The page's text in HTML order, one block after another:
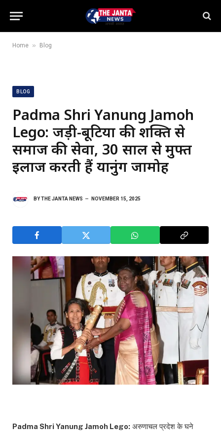
Home » Blog
BLOG
Padma Shri Yanung Jamoh
Lego: जड़ी-बूटियों की शक्ति से
समाज की सेवा, 30 साल से मुफ्त
इलाज करती हैं यानुंग जामोह
BYTHE JANTA NEWS NOVEMBER 15, 2025
Padma Shri Yanung Jamoh Lego: अरुणाचल प्रदेश के घने